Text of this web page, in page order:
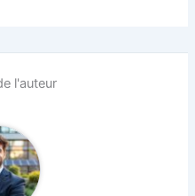
l'auteur